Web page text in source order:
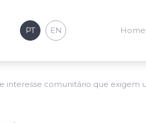
PT EN Home
interesse comunitário que exigem